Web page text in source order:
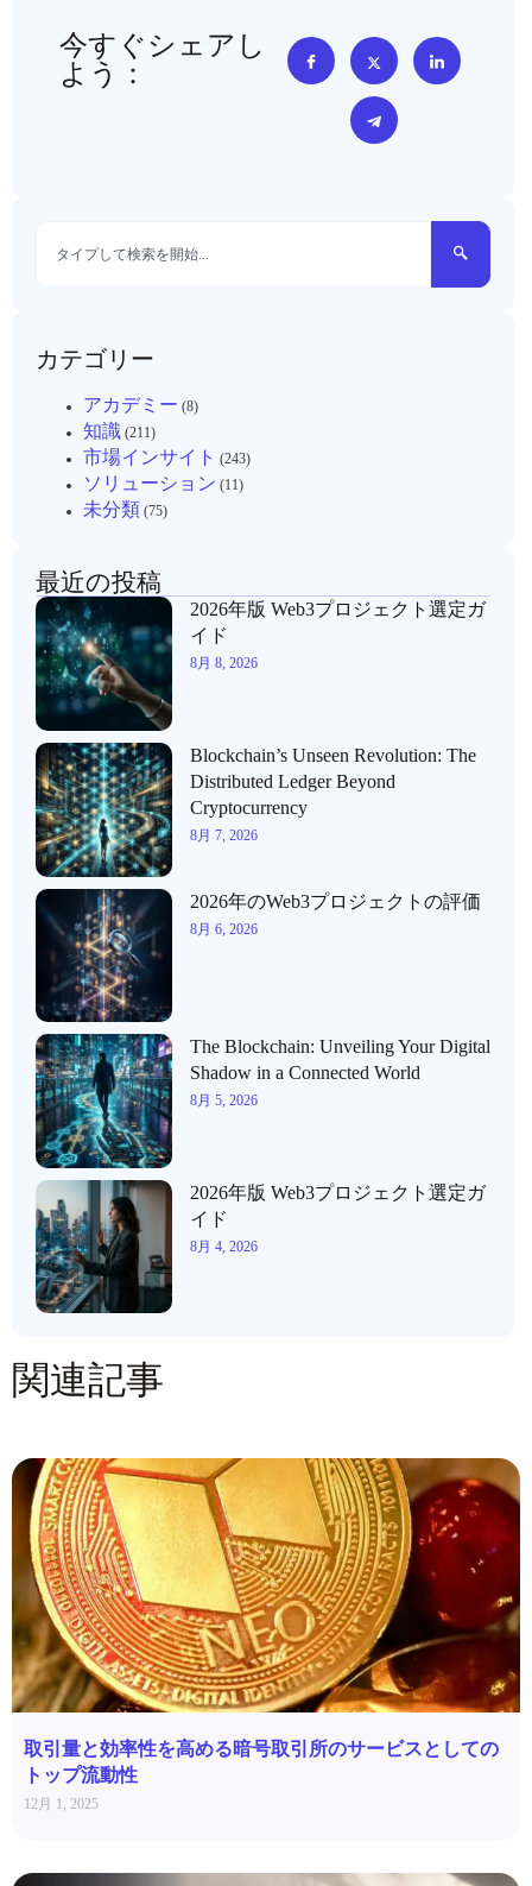
今すぐシェアし
よう：
カテゴリー
アカデミー (8)
知識 (211)
市場インサイト (243)
ソリューション (11)
未分類 (75)
最近の投稿
2026年版 Web3プロジェクト選定ガ
イド
8月 8, 2026
Blockchain’s Unseen Revolution: The
Distributed Ledger Beyond
Cryptocurrency
8月 7, 2026
2026年のWeb3プロジェクトの評価
8月 6, 2026
The Blockchain: Unveiling Your Digital
Shadow in a Connected World
8月 5, 2026
2026年版 Web3プロジェクト選定ガ
イド
8月 4, 2026
関連記事
取引量と効率性を高める暗号取引所のサービスとしての
トップ流動性
12月 1, 2025